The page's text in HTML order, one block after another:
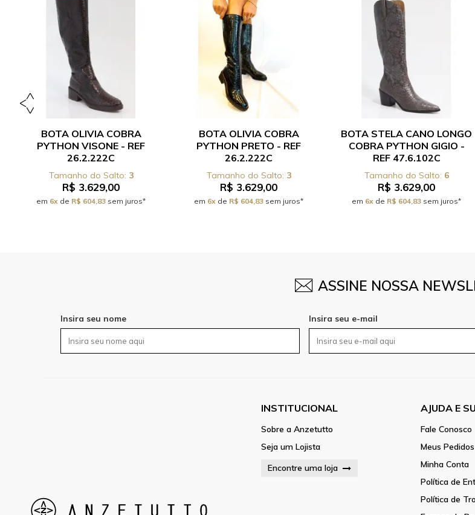
BOTA OLIVIA COBRA
PYTHON VISONE - REF
26.2.222C
3
R$ 3.629,00
em 6x de R$ 604,83 sem juros*
BOTA OLIVIA COBRA
PYTHON PRETO - REF
26.2.222C
3
R$ 3.629,00
em 6x de R$ 604,83 sem juros*
BOTA STELA CANO LONGO
COBRA PYTHON GIGIO -
REF 47.6.102C
6
R$ 3.629,00
em 6x de R$ 604,83 sem juros*
ASSINE NOSSA
Insira seu nome Insira seu e-mail
INSTITUCIONAL
Sobre a Anzetutto
Seja um Lojista
Encontre uma loja
AJUDA E
Fale Conosco
Meus Pedidos
Minha Conta
Política de
Política de